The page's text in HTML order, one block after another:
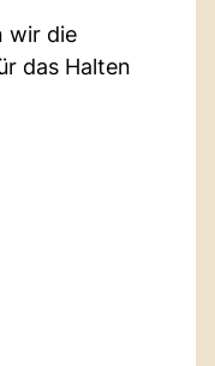
wir die
das Halten